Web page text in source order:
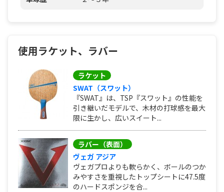
使用ラケット、ラバー
ラケット
SWAT（スワット）
『SWAT』は、TSP『スワット』の性能を
引き継いだモデルで、木材の打球感を最大
限に生かし、広いスイート...
ラバー（表面）
ヴェガ アジア
ヴェガプロよりも軟らかく、ボールのつか
みやすさを重視したトップシートに47.5度
のハードスポンジを合...